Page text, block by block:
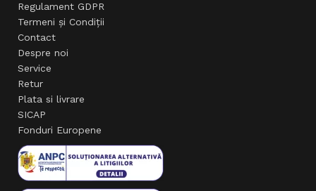
Regulament GDPR
Termeni și Condiții
Contact
Despre noi
Service
Retur
Plata si livrare
SICAP
Fonduri Europene